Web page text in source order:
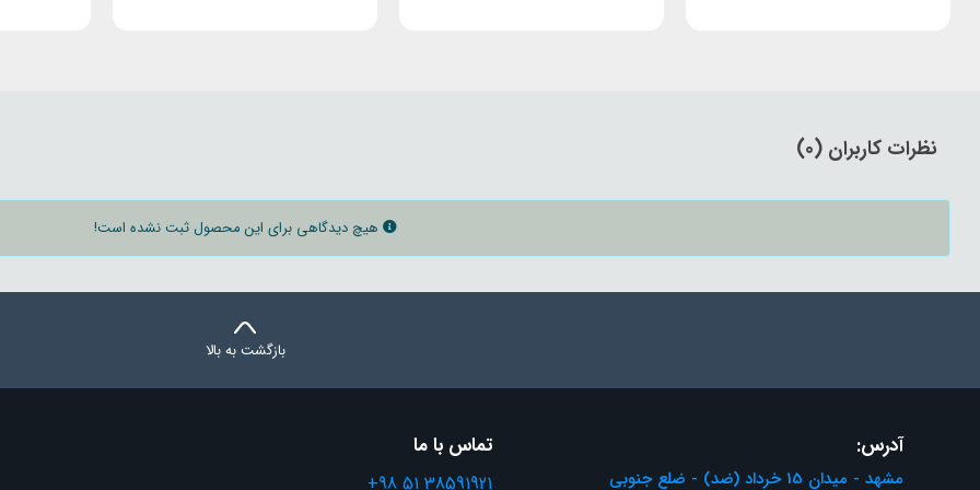
نظرات کاربران (0)
هیچ دیدگاهی برای این محصول ثبت نشده است!
بازگشت به بالا
آدرس:
مشهد - میدان 15 خرداد (ضد) - ضلع جنوبی
تماس با ما
+98 51 38591921